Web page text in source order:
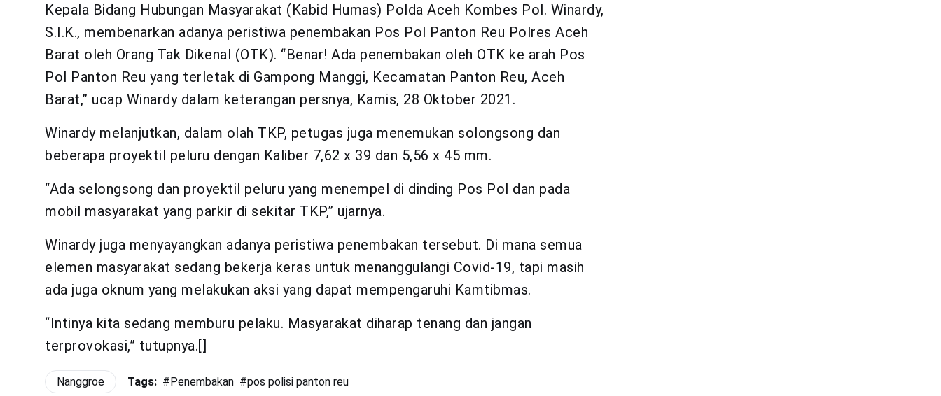
Kepala Bidang Hubungan Masyarakat (Kabid Humas) Polda Aceh Kombes Pol. Winardy,
S.I.K., membenarkan adanya peristiwa penembakan Pos Pol Panton Reu Polres Aceh
Barat oleh Orang Tak Dikenal (OTK). “Benar! Ada penembakan oleh OTK ke arah Pos
Pol Panton Reu yang terletak di Gampong Manggi, Kecamatan Panton Reu, Aceh
Barat,” ucap Winardy dalam keterangan persnya, Kamis, 28 Oktober 2021.
Winardy melanjutkan, dalam olah TKP, petugas juga menemukan solongsong dan
beberapa proyektil peluru dengan Kaliber 7,62 x 39 dan 5,56 x 45 mm.
“Ada selongsong dan proyektil peluru yang menempel di dinding Pos Pol dan pada
mobil masyarakat yang parkir di sekitar TKP,” ujarnya.
Winardy juga menyayangkan adanya peristiwa penembakan tersebut. Di mana semua
elemen masyarakat sedang bekerja keras untuk menanggulangi Covid-19, tapi masih
ada juga oknum yang melakukan aksi yang dapat mempengaruhi Kamtibmas.
“Intinya kita sedang memburu pelaku. Masyarakat diharap tenang dan jangan
terprovokasi,” tutupnya.[]
Nanggroe Tags: #Penembakan #pos polisi panton reu